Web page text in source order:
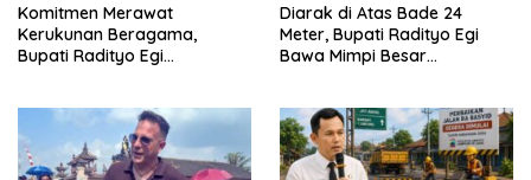
Komitmen Merawat
Kerukunan Beragama,
Bupati Radityo Egi
Lampung
Diarak di Atas Bade 24
Meter, Bupati Radityo Egi
Bawa Mimpi Besar